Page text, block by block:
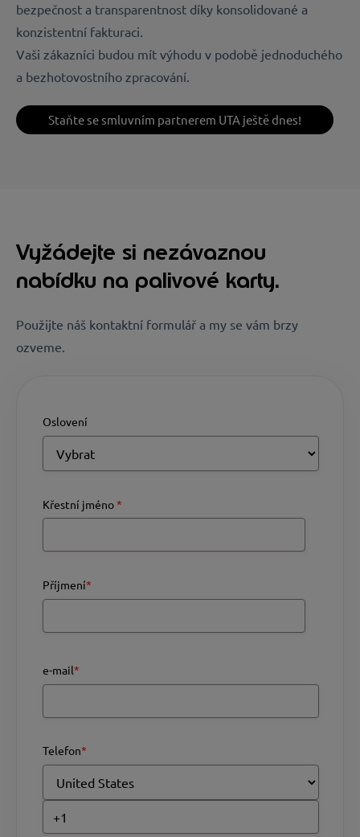
bezpečnost a transparentnost díky konsolidované a
konzistentní fakturaci.
Vaši zákazníci budou mít výhodu v podobě jednoduchého
a bezhotovostního zpracování.
Staňte se smluvním partnerem UTA ještě dnes!
Vyžádejte si nezávaznou
nabídku na palivové karty.
Použijte náš kontaktní formulář a my se vám brzy
ozveme.
Oslovení
Křestní jméno*
Příjmení*
e-mail*
Telefon*